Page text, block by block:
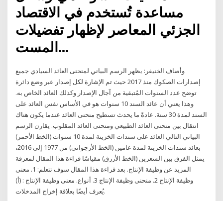
مساعدة تُستخدم في الاقتصاد
الجزئي المعاصر لإظهار تفضيلات
المست…
وأضاف الخنيفر: يظهر الرسم البياني لمنحنى العائد السيادي جميع
إصدارات الصكوك منذ 2017 حيث تم الإشارة لكل إصدار عبر وضع دائرة
توضح عدد السنوات المُتبقية من آجال الإصدار وكذلك العائد الخاص به.
وهذا يعني أن عائد السند 10 سنوات هو في الأساس نفس العائد على
السند لمدة 30 سنة. عادةً ما يحدث تسطيح منحنى العائد عندما يكون هناك
انتقال بين منحنى العائد الطبيعي ومنحنى العائد المقلوب. يقارن الرسم
البياني التالي العائد على سندات الخزينة لمدة 10 سنوات (الخط الأحمر)
بعائد سندات الخزينة لمدة عامين (الخط الأرجواني) من 1977 إلى 2016،
يمثل الفرق بين السعرين (الخط الأزرق) مقياسًا قراءة هذا المقال لمعرفة
المزيد عن وظيفة الإنتاج. بعد قراءة هذا المقال سوف تتعلم: 1. معنى
وظيفة الإنتاج 2. منحنى وظيفة الإنتاج 3. أنواع. معنى وظيفة الإنتاج : (أ)
يُعرف أيضًا بعلاقة إخراج المدخلات.